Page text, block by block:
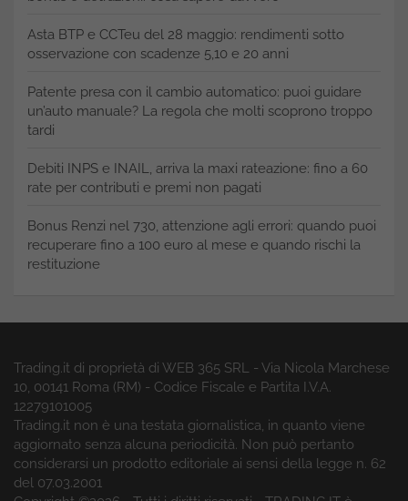
Asta BTP e CCTeu del 28 maggio: rendimenti sotto
osservazione con scadenze 5,10 e 20 anni
Patente presa con il cambio automatico: puoi guidare
un’auto manuale? La regola che molti scoprono troppo
tardi
Debiti INPS e INAIL, arriva la maxi rateazione: fino a 60
rate per contributi e premi non pagati
Bonus Renzi nel 730, attenzione agli errori: quando puoi
recuperare fino a 100 euro al mese e quando rischi la
restituzione
Trading.it di proprietà di WEB 365 SRL - Via Nicola Marchese
10, 00141 Roma (RM) - Codice Fiscale e Partita I.V.A.
12279101005
Trading.it non è una testata giornalistica, in quanto viene
aggiornato senza alcuna periodicità. Non può pertanto
considerarsi un prodotto editoriale ai sensi della legge n. 62
del 07.03.2001